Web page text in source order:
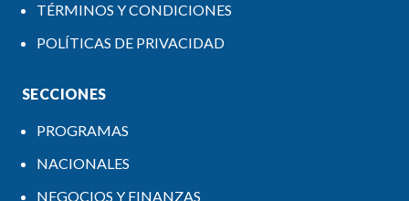
TÉRMINOS Y CONDICIONES
POLÍTICAS DE PRIVACIDAD
SECCIONES
PROGRAMAS
NACIONALES
NEGOCIOS Y FINANZAS